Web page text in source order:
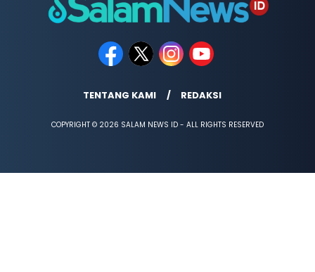
TENTANG KAMI REDAKSI
COPYRIGHT © 2026 SALAM NEWS ID - ALL RIGHTS RESERVED